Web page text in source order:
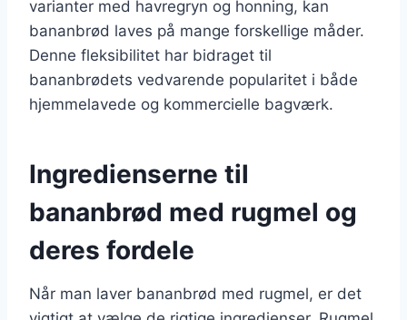
varianter med havregryn og honning, kan
bananbrød laves på mange forskellige måder.
Denne fleksibilitet har bidraget til
bananbrødets vedvarende popularitet i både
hjemmelavede og kommercielle bagværk.
Ingredienserne til
bananbrød med rugmel og
deres fordele
Når man laver bananbrød med rugmel, er det